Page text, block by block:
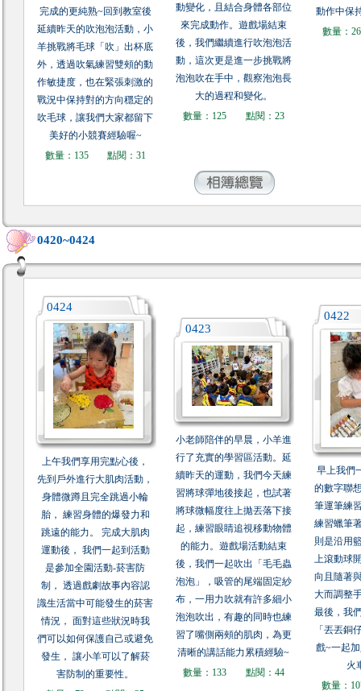
完成的更純熟~回到教室後
延續昨天的吹泡泡活動，小
羊挑戰將毛球「吹」出杯底
外，透過吹氣練習雙頰的動
作敏捷度，也在緊張刺激的
戰況中保持對的方向穩定的
吹毛球，讓我們大家都留下
美好的小競賽經驗喔~
數量：135
點閱：31
動變化，且結合身體各部位
來完成動作。遊戲場結束
後，我們繼續進行吹泡泡活
動，這次更是進一步挑戰將
泡泡吹在手中，觀察泡泡長
大的過程和變化。
數量：125
點閱：23
動作中保
數量：26
0420~0424
0424
上午我們享用完點心後，
先到戶外進行大肌肉活動，
身體微蹲且完全跳過小輪
胎， 練習身體的爆發力和
跳遠的能力。 完成大肌肉
運動後， 我們一起到活動
是參加全園活動-菸害防
制， 透過戲劇故事內容認
識生活當中可能發生的菸害
情況， 面對這些狀況時我
們可以如何保護自己或避免
發生， 讓小羊可以了解菸
害防制的重要性。
0423
小老師陪伴的早晨，小羊進
行了充實的學習區活動。延
續昨天的運動，我們今天練
習將球彈地後接起，也試著
將球微幅度往上拋丟落下接
起，練習眼睛追視移動物體
的能力。遊戲場活動結束
後，我們一起吹出「毛毛蟲
泡泡」，吸管的尾端固定紗
布，一用力吹就有許多細小
泡泡吹出，有趣的同時也練
習了嘴側兩頰的肌肉，為更
清晰的講話能力累積經驗~
數量：133
點閱：44
0422
早上我們
的數字聯
筆運筆練
練習蠟筆
則是沿用
上滾動球
向且隨著
大而調整
最後，我
「丟丟銅
戲~一起
火
數量：